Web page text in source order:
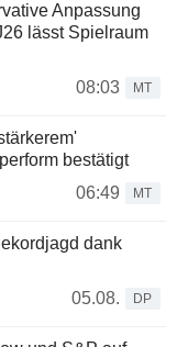
Anpassung
lässt Spielraum
08:03
MT
bestätigt
06:49
MT
dank
05.08.
DP